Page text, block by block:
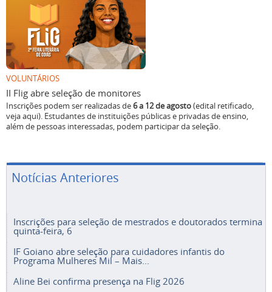
VOLUNTÁRIOS
II Flig abre seleção de monitores
Inscrições podem ser realizadas de6 a 12 de agosto(edital retificado,
veja aqui). Estudantes de instituições públicas e privadas de ensino,
além de pessoas interessadas, podem participar da seleção.
Notícias Anteriores
Inscrições para seleção de mestrados e doutorados termina
quinta-feira, 6
IF Goiano abre seleção para cuidadores infantis do
Programa Mulheres Mil – Mais...
Aline Bei confirma presença na Flig 2026